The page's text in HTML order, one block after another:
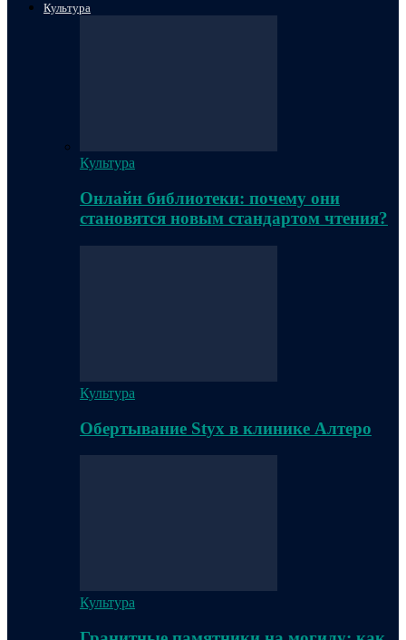
Культура
Культура
Онлайн библиотеки: почему они
становятся новым стандартом чтения?
Культура
Обертывание Styx в клинике Алтеро
Культура